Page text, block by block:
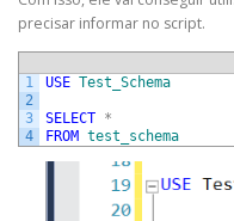
precisar informar no script.
1
2
3
4
USE Test_Schema
SELECT *
FROM test_schema